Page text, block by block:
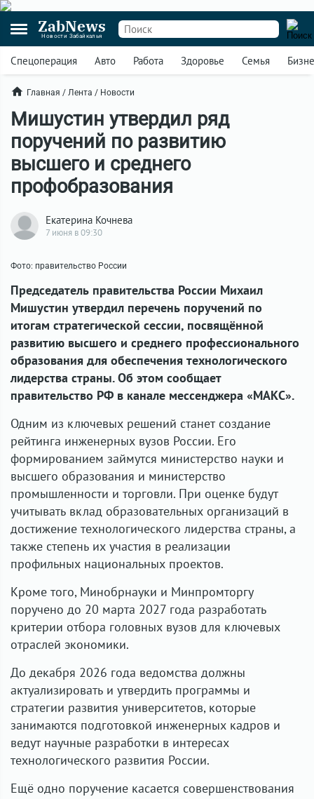
ZabNews
Новости Забайкалья
Спецоперация Авто Работа Здоровье Семья
Главная / Лента / Новости
Мишустин утвердил ряд
поручений по развитию
высшего и среднего
профобразования
Екатерина Кочнева
7 июня в 09:30
Фото: правительство России
Председатель правительства России Михаил
Мишустин утвердил перечень поручений по
итогам стратегической сессии, посвящённой
развитию высшего и среднего профессионального
образования для обеспечения технологического
лидерства страны. Об этом сообщает
правительство РФ в канале мессенджера «МАКС».
Одним из ключевых решений станет создание
рейтинга инженерных вузов России. Его
формированием займутся министерство науки и
высшего образования и министерство
промышленности и торговли. При оценке будут
учитывать вклад образовательных организаций в
достижение технологического лидерства страны, а
также степень их участия в реализации
профильных национальных проектов.
Кроме того, Минобрнауки и Минпромторгу
поручено до 20 марта 2027 года разработать
критерии отбора головных вузов для ключевых
отраслей экономики.
До декабря 2026 года ведомства должны
актуализировать и утвердить программы и
стратегии развития университетов, которые
занимаются подготовкой инженерных кадров и
ведут научные разработки в интересах
технологического развития России.
Ещё одно поручение касается совершенствования